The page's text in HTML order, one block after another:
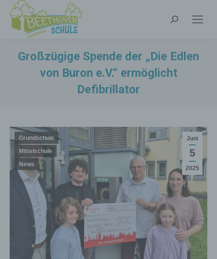
Search:
Großzügige Spende der „Die Edlen
von Buron e.V.“ ermöglicht
Defibrillator
Juni
5
2025
Grundschule
Mittelschule
News